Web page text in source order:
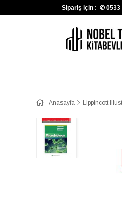
Sipariş için : ✆ 0533
Anasayfa Lippincott